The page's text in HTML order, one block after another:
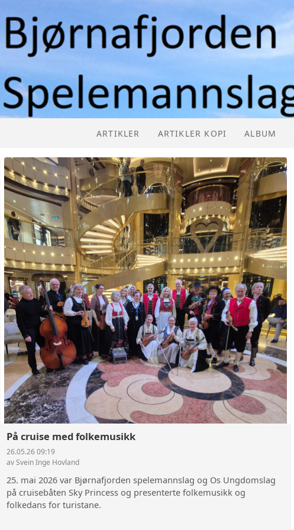
ARTIKLER ARTIKLER KOPI ALBUM
På cruise med folkemusikk
26.05.26 09:19
av Svein Inge Hovland
25. mai 2026 var Bjørnafjorden spelemannslag og Os Ungdomslag
på cruisebåten Sky Princess og presenterte folkemusikk og
folkedans for turistane.